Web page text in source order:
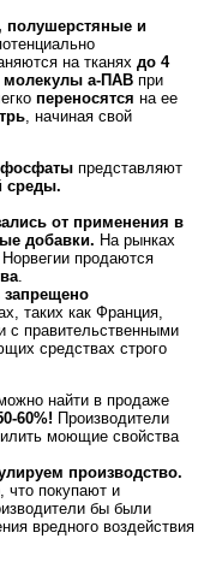
полушерстяные и
на тканях до 4
молекулы а-ПАВ при
переносятся на ее
, начиная свой
представляют
среды.
от применения в
добавки. На рынках
продаются
.
запрещено
таких как Франция,
с правительственными
средствах строго
найти в продаже
60%! Производители
моющие свойства
производство.
что покупают и
бы были
вредного воздействия